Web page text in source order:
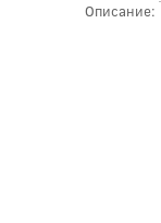
Описание: